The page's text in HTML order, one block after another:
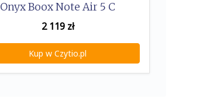
Onyx Boox Note Air 5 C
2 119zł
Kup w Czytio.pl